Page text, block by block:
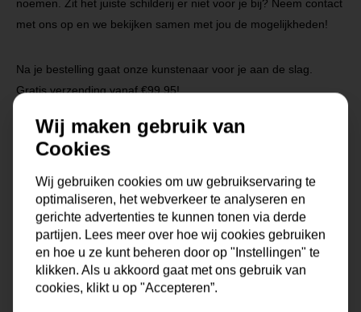
noemen. Zit het juiste schilderij er niet voor je bij? Neem contact
met ons op en we bekijken samen met jou de mogelijkheden!
Na je bestelling gaat onze kunstenaar voor je aan de slag.
Gratis verzending vanaf €99,95!
Specificaties
Maat 0x0x0 cm
Korte omschrijving
Origineel schilderij van onze
eigen kunstenaars
Wij maken gebruik van
Cookies
Wij gebruiken cookies om uw gebruikservaring te
optimaliseren, het webverkeer te analyseren en
gerichte advertenties te kunnen tonen via derde
partijen. Lees meer over hoe wij cookies gebruiken
en hoe u ze kunt beheren door op "Instellingen" te
klikken. Als u akkoord gaat met ons gebruik van
cookies, klikt u op "Accepteren”.